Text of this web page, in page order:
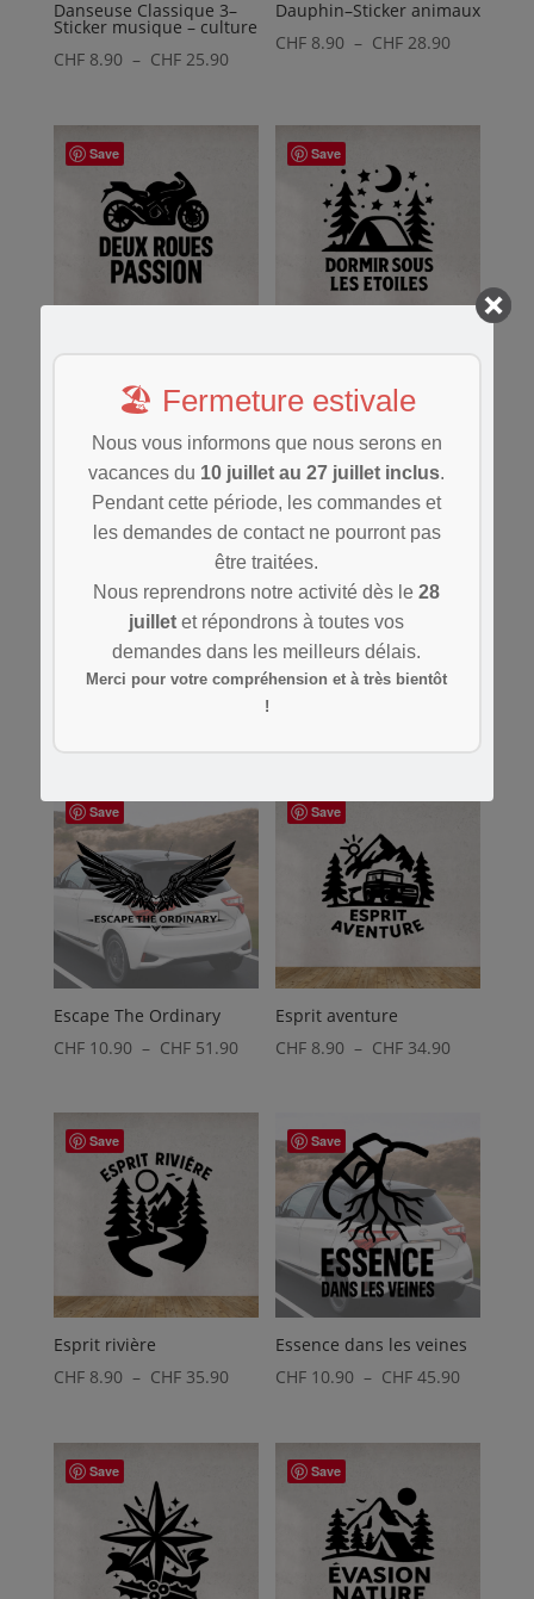
Danseuse Classique 3–
Sticker musique – culture
CHF8.90 – CHF25.90Plage
prix :
CHF 8.90
Dauphin–Sticker animaux
CHF 8.90 – CHF 28.90
Save
Deux roues passion
8.90 – CHF
Plage
de
prix :
CHF 8.90
à
CHF 32.90
Save
Dormir sous les étoiles
– CHF
Save
Électricien en service
Plage
de
CHF 9.90
à
CHF 39.90
Save
Escalade addict
de
Save
Escape The Ordinary
CHF10.90 – CHF51.90Plage
prix :
CHF 10.90
CHF 51.90
Save
Esprit aventure
CHF 8.90 – CHF 34.90
CHF 8.90
Save
Esprit rivière
CHF8.90 – CHF35.90Plage
prix :
CHF 8.90
Save
Essence dans les veines
CHF 10.90 – CHF 45.90
prix :
Save Save
🏖️ Fermeture estivale
Nous vous informons que nous serons en
vacances du 10 juillet au 27 juillet inclus.
Pendant cette période, les commandes et
les demandes de contact ne pourront pas
être traitées.
Nous reprendrons notre activité dès le28
juillet et répondrons à toutes vos
demandes dans les meilleurs délais.
Merci pour votre compréhension et à très bientôt
!